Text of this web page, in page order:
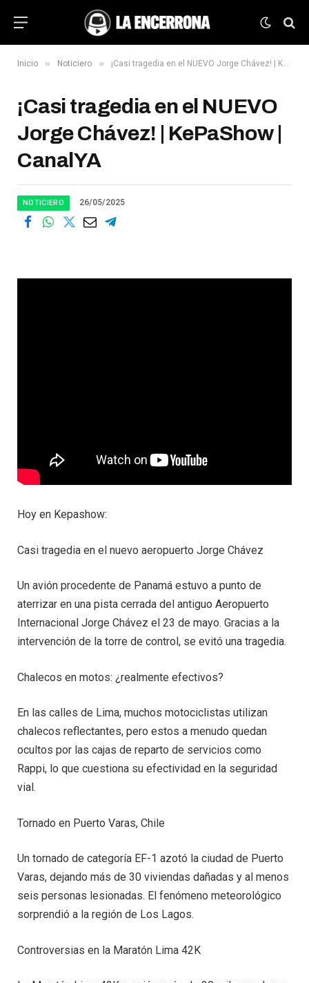
Inicio » Noticiero » ¡Casi tragedia en el NUEVO Jorge Chávez! | KePaShow | CanalYA
¡Casi tragedia en el NUEVO
Jorge Chávez! | KePaShow |
CanalYA
NOTICIERO 26/05/2025
Hoy en Kepashow:
Casi tragedia en el nuevo aeropuerto Jorge Chávez
Un avión procedente de Panamá estuvo a punto de
aterrizar en una pista cerrada del antiguo Aeropuerto
Internacional Jorge Chávez el 23 de mayo. Gracias a la
intervención de la torre de control, se evitó una tragedia.
Chalecos en motos: ¿realmente efectivos?
En las calles de Lima, muchos motociclistas utilizan
chalecos reflectantes, pero estos a menudo quedan
ocultos por las cajas de reparto de servicios como
Rappi, lo que cuestiona su efectividad en la seguridad
vial.
Tornado en Puerto Varas, Chile
Un tornado de categoría EF-1 azotó la ciudad de Puerto
Varas, dejando más de 30 viviendas dañadas y al menos
seis personas lesionadas. El fenómeno meteorológico
sorprendió a la región de Los Lagos.
Controversias en la Maratón Lima 42K